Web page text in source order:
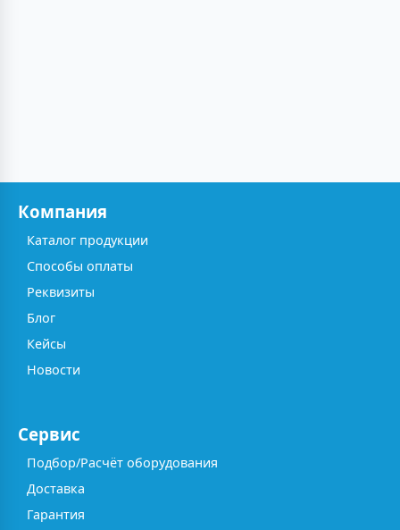
Компания
Каталог продукции
Способы оплаты
Реквизиты
Блог
Кейсы
Новости
Сервис
Подбор/Расчёт оборудования
Доставка
Гарантия